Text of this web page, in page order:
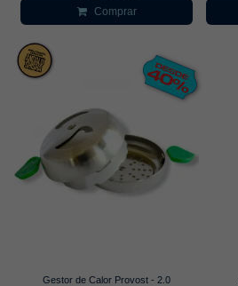
Comprar
Gestor de Calor Provost - 2.0